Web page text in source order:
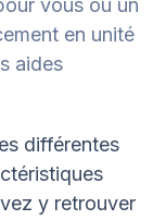
vous ou un
en unité
aides
différentes
y retrouver